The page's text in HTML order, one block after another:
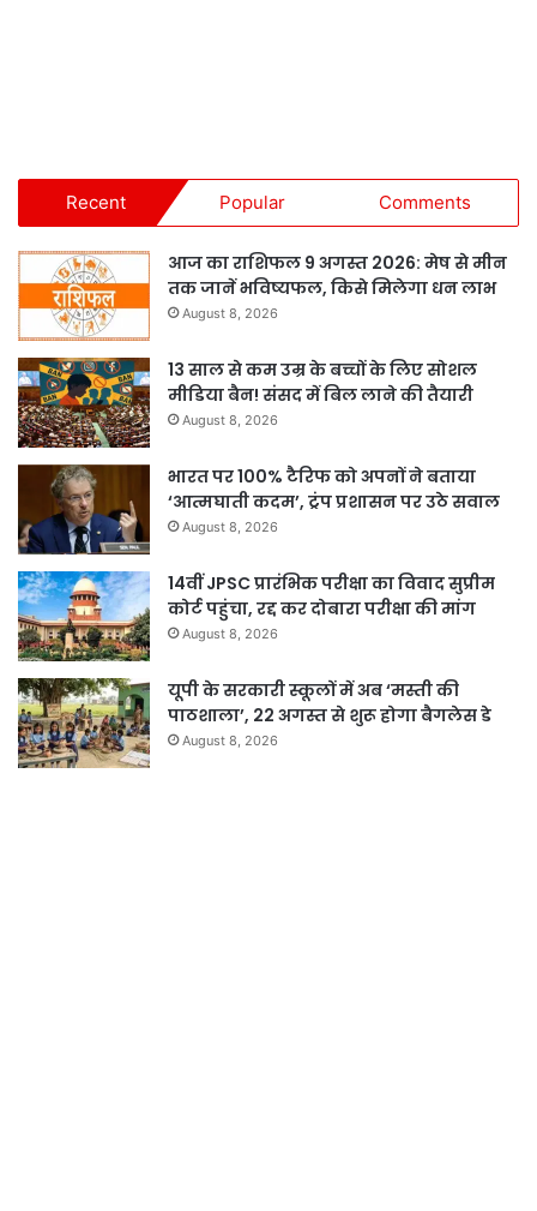
Recent Popular Comments
आज का राशिफल 9 अगस्त 2026: मेष से मीन
तक जानें भविष्यफल, किसे मिलेगा धन लाभ
August 8, 2026
13 साल से कम उम्र के बच्चों के लिए सोशल
मीडिया बैन! संसद में बिल लाने की तैयारी
August 8, 2026
भारत पर 100% टैरिफ को अपनों ने बताया
‘आत्मघाती कदम’, ट्रंप प्रशासन पर उठे सवाल
August 8, 2026
14वीं JPSC प्रारंभिक परीक्षा का विवाद सुप्रीम
कोर्ट पहुंचा, रद्द कर दोबारा परीक्षा की मांग
August 8, 2026
यूपी के सरकारी स्कूलों में अब ‘मस्ती की
पाठशाला’, 22 अगस्त से शुरू होगा बैगलेस डे
August 8, 2026